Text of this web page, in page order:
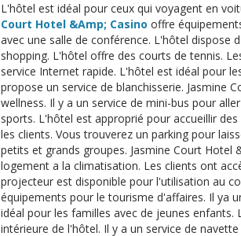
L'hôtel est idéal pour ceux qui voyagent en
Court Hotel &Amp; Casino offre
avec une salle de conférence. L'hôtel dispose
shopping. L'hôtel offre des courts de tennis.
service Internet rapide. L'hôtel est idéal pour
propose un service de blanchisserie. Jasmine
wellness. Il y a un service de mini-bus pour
sports. L'hôtel est approprié pour accueillir
les clients. Vous trouverez un parking pour
petits et grands groupes. Jasmine Court Hotel
logement a la climatisation. Les clients ont
projecteur est disponible pour l'utilisation au
équipements pour le tourisme d'affaires. Il ya
idéal pour les familles avec de jeunes
intérieure de l'hôtel. Il y a un service de